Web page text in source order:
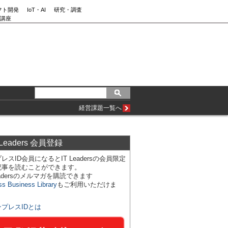
ト開発 IoT・AI
研究・調査
座
経営課題一覧へ
会員登録
スID会員になるとIT Leadersの会員限定
を読むことができます。
のメルマガを購読できます
Business Libraryもご利用いただけま
プレスIDとは